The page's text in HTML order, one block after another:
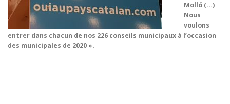
Molló (…)
Nous
voulons
entrer dans chacun de nos 226 conseils municipaux à l’occasion
des municipales de 2020 ».